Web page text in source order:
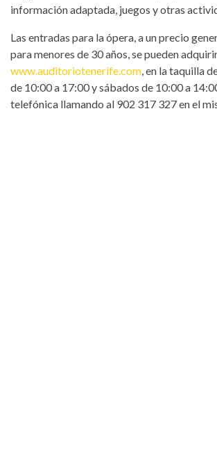
información adaptada, juegos y otras
Las entradas para la ópera, a un precio
para menores de 30 años, se pueden
www.auditoriotenerife.com, en la taquilla
de 10:00 a 17:00 y sábados de 10:00 a
telefónica llamando al 902 317 327 en el